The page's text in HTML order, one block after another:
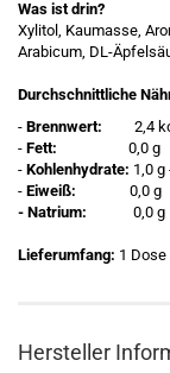
Was ist drin?
Xylitol, Kaumasse,
Arabicum, DL-
Durchschnittliche
- Brennwert: 2,4
- Fett: 0,0 g
- Kohlenhydrate: 1,0 g
- Eiweiß: 0,0 g
- Natrium: 0,0 g
Lieferumfang: 1
Hersteller